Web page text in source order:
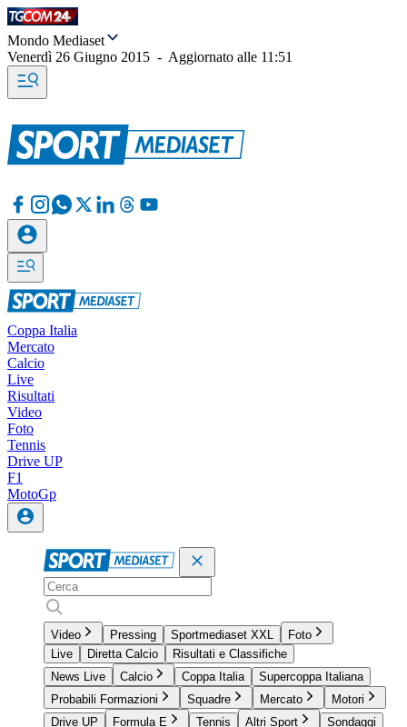
Mondo Mediaset
Venerdì 26 Giugno 2015 - Aggiornato alle 11:51
Coppa Italia
Mercato
Calcio
Live
Risultati
Video
Foto
Tennis
Drive UP
F1
MotoGp
Video Pressing Sportmediaset XXL
Foto
Live
Diretta Calcio
Risultati e Classifiche
News Live
Calcio Coppa Italia
Supercoppa Italiana
Probabili Formazioni
Squadre Mercato
Motori
Drive UP
Formula E Tennis Altri Sport
Sondaggi